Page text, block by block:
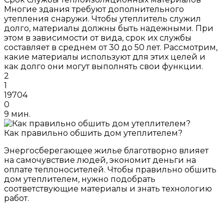
Многие здания требуют дополнительного
утепления снаружи. Чтобы утеплитель служил
долго, материалы должны быть надежными. При
этом в зависимости от вида, срок их службы
составляет в среднем от 30 до 50 лет. Рассмотрим,
какие материалы используют для этих целей и
как долго они могут выполнять свои функции.
2
1
19704
0
9 мин.
Как правильно обшить дом утеплителем?
Энергосберегающее жилье благотворно влияет
на самочувствие людей, экономит деньги на
оплате теплоносителей. Чтобы правильно обшить
дом утеплителем, нужно подобрать
соответствующие материалы и знать технологию
работ.